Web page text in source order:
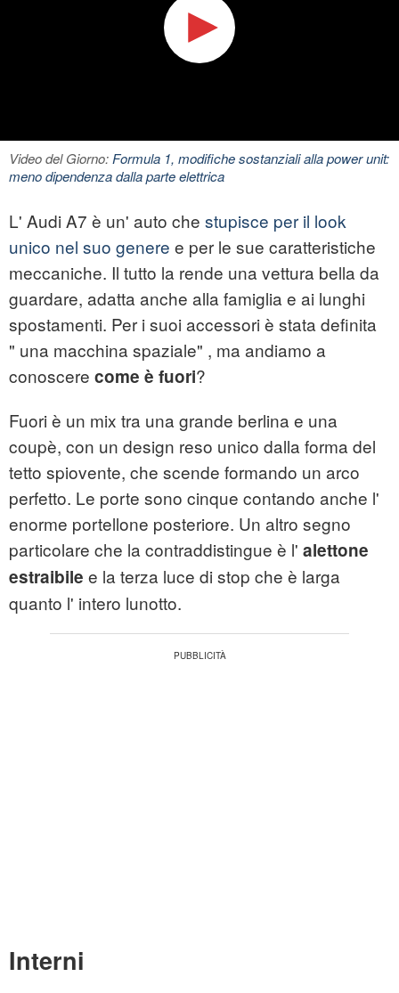
Video del Giorno:Formula 1, modifiche sostanziali alla power unit:
meno dipendenza dalla parte elettrica
L' Audi A7 è un' auto che stupisce per il look
unico nel suo genere e per le sue caratteristiche
meccaniche. Il tutto la rende una vettura bella da
guardare, adatta anche alla famiglia e ai lunghi
spostamenti. Per i suoi accessori è stata definita
" una macchina spaziale" , ma andiamo a
conoscere come è fuori?
Fuori è un mix tra una grande berlina e una
coupè, con un design reso unico dalla forma del
tetto spiovente, che scende formando un arco
perfetto. Le porte sono cinque contando anche l'
enorme portellone posteriore. Un altro segno
particolare che la contraddistingue è l' alettone
estraibile e la terza luce di stop che è larga
quanto l' intero lunotto.
Interni